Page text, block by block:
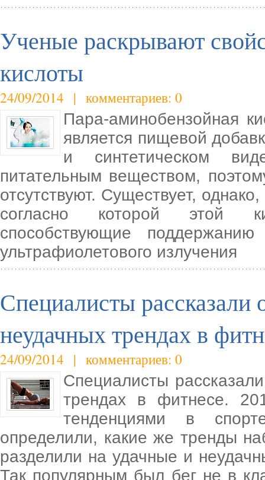
Ученые раскрывают
кислоты
24/09/2014 | комментариев: 0
Пара-аминобензойная
является пищевой
и синтетическом
питательным веществом,
отсутствуют. Существует,
согласно которой этой
способствующие
ультрафиолетового излучения
Специалисты
неудачных трендах в
24/09/2014 | комментариев: 0
Специалисты
трендах в фитнесе.
тенденциями в
определили, какие же тренды
разделили на удачные и
Так популярным был бег не в